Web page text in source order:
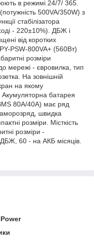
в режимі 24/7/ 365.
500VA/350W) з
стабілізатора
- 220±10%). ДБЖ і
від коротких
PSW-800VA+ (560Вт)
розміри
мережі - євровилка, тип
На зовнішній
на якому
батарея
80A/40А) має ряд
швидка
розміри. Місткість
розміри -
60 - на АКБ місяців.